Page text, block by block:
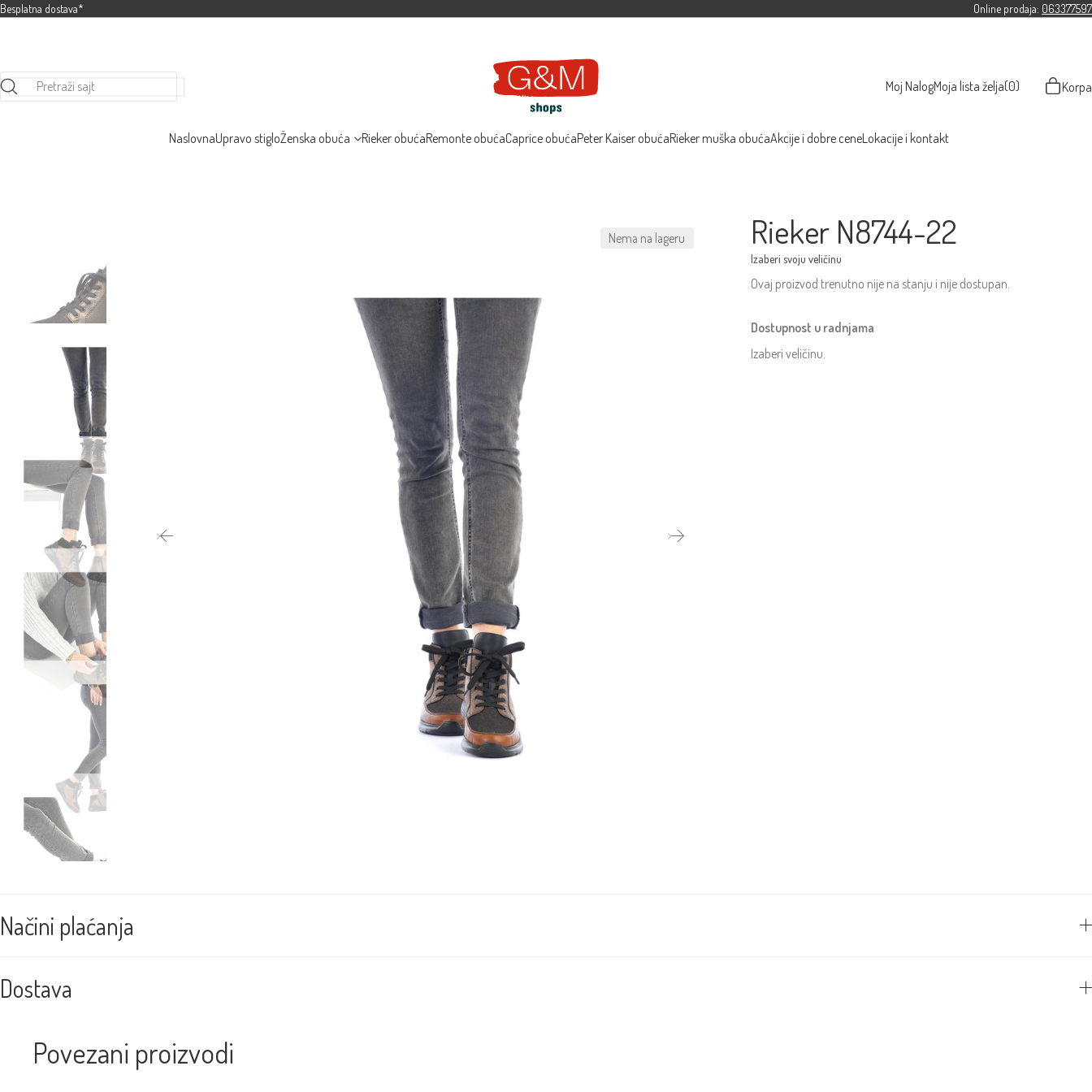
Besplatna dostava* Online prodaja: 063377597
Pretraži sajt Moj NalogMoja lista želja(0) Korpa
NaslovnaUpravo stigloŽenska obuća Rieker obućaRemonte obućaCaprice obućaPeter Kaiser obućaRieker muška obućaAkcije i dobre ceneLokacije i kontakt
Nema na lageru Rieker N8744-22
Ovaj proizvod trenutno nije na stanju i nije dostupan.
Dostupnost u radnjama
Izaberi veličinu.
Načini plaćanja
Dostava
Povezani proizvodi